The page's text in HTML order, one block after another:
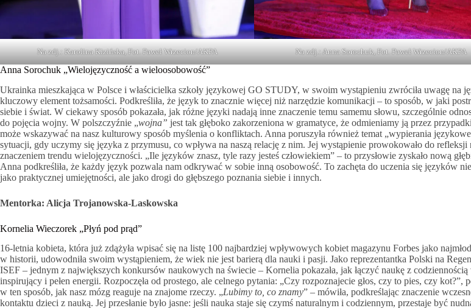
Na zdj.: Karolina Kizińska, Fot. Paweł Wrzecion/AKPA Na zdj.: Anna Sorochuk, Fot. Paweł Wrzecion/AKPA
Anna Sorochuk „Wielojęzyczność a wieloosobowość”
Ukrainka mieszkająca w Polsce i właścicielka szkoły językowej GO STUDY, w swoim wystąpieniu zwróciła uwagę na
kluczowy element tożsamości. Podkreśliła, że język to znacznie więcej niż narzędzie komunikacji – to sposób, w jaki
siebie i świat. W ciekawy sposób pokazała, jak różne języki nadają inne znaczenie temu samemu słowu, szczególnie
do pojęcia wojny. W polszczyźnie „wojna” jest tak głęboko zakorzeniona w gramatyce, że odmieniamy ją przez
może wskazywać na nasz kulturowy sposób myślenia o konfliktach. Anna poruszyła również temat „wypierania
sytuacji, gdy uczymy się języka z przymusu, co wpływa na naszą relację z nim. Jej wystąpienie prowokowało do refleksji
znaczeniem trendu wielojęzyczności. „Ile języków znasz, tyle razy jesteś człowiekiem” – to przysłowie zyskało nową
Anna podkreśliła, że każdy język pozwala nam odkrywać w sobie inną osobowość. To zachęta do uczenia się języków
jako praktycznej umiejętności, ale jako drogi do głębszego poznania siebie i innych.
Mentorka: Alicja Trojanowska-Laskowska
Kornelia Wieczorek „Płyń pod prąd”
16-letnia kobieta, która już zdążyła wpisać się na listę 100 najbardziej wpływowych kobiet magazynu Forbes jako
w historii, udowodniła swoim wystąpieniem, że wiek nie jest barierą dla nauki i pasji. Jako reprezentantka Polski na
ISEF – jednym z największych konkursów naukowych na świecie – Kornelia pokazała, jak łączyć naukę z codziennością
inspirujący i pełen energii. Rozpoczęła od prostego, ale celnego pytania: „Czy rozpoznajecie głos, czy to pies, czy kot?”,
w ten sposób, jak nasz mózg reaguje na znajome rzeczy. „Lubimy to, co znamy” – mówiła, podkreślając znaczenie
kontaktu dzieci z nauką. Jej przesłanie było jasne: jeśli nauka staje się czymś naturalnym i codziennym, przestaje być